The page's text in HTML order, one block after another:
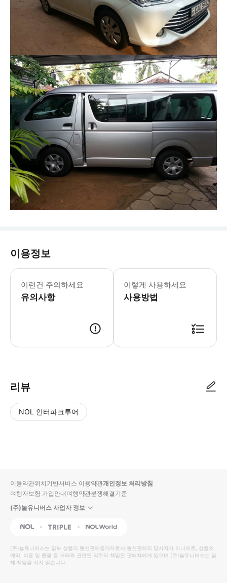
이용정보
이런건 주의하세요
유의사항
- 차량 정보 * 스탠다드 세단 * 차량
- 수하물 정보 * 표준 수하물 기준:
- 추가정보 * 본 서비스는 편도 이동
- 예약확정 * 예약 후 확정 여부를 바
이렇게 사용하세요
사용방법
리뷰
NOL 인터파크투어
입니
다.
높
은
순
동
영
상
순
상
이용약관위치기반서비스 이용약관개인정보 처리방침
여행자보험 가입안내여행약관분쟁해결기준
(주)놀유니버스 사업자 정보
NOL Triple Interpark Global
(주)놀유니버스는 일부 상품의 통신판매중개자로서 통신판매의 당사자가 아니므로, 상품의
예약, 이용 및 환불 등 거래와 관련된 의무와 책임은 판매자에게 있으며 (주)놀유니버스는 일
체 책임을 지지 않습니다.